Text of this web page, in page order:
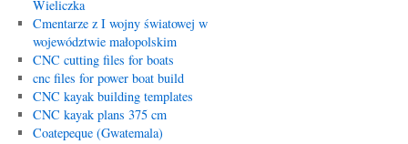
Wieliczka
Cmentarze z I wojny światowej w
województwie małopolskim
CNC cutting files for boats
cnc files for power boat build
CNC kayak building templates
CNC kayak plans 375 cm
Coatepeque (Gwatemala)